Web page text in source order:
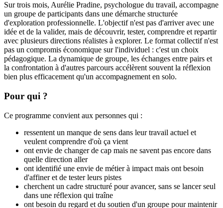
Sur trois mois, Aurélie Pradine, psychologue du travail, accompagne
un groupe de participants dans une démarche structurée
d'exploration professionnelle. L'objectif n'est pas d'arriver avec une
idée et de la valider, mais de découvrir, tester, comprendre et repartir
avec plusieurs directions réalistes à explorer. Le format collectif n'est
pas un compromis économique sur l'individuel : c'est un choix
pédagogique. La dynamique de groupe, les échanges entre pairs et
la confrontation à d'autres parcours accélèrent souvent la réflexion
bien plus efficacement qu'un accompagnement en solo.
Pour qui ?
Ce programme convient aux personnes qui :
ressentent un manque de sens dans leur travail actuel et
veulent comprendre d'où ça vient
ont envie de changer de cap mais ne savent pas encore dans
quelle direction aller
ont identifié une envie de métier à impact mais ont besoin
d'affiner et de tester leurs pistes
cherchent un cadre structuré pour avancer, sans se lancer seul
dans une réflexion qui traîne
ont besoin du regard et du soutien d'un groupe pour maintenir